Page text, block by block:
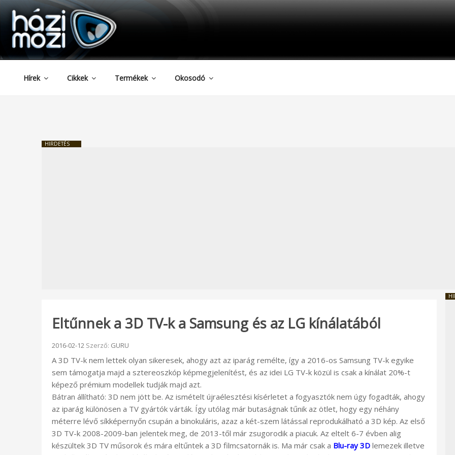
Tartalomhoz
HAZIMOZI
Hírek Cikkek Termékek Okosodó
HIRDETÉS
Eltűnnek a 3D TV-k a Samsung és az LG kínálatából
Beküldve:
2016-02-12 Szerző: GURU
A 3D TV-k nem lettek olyan sikeresek, ahogy azt az iparág remélte, így a 2016-os Samsung TV-k egyike
sem támogatja majd a sztereoszkóp képmegjelenítést, és az idei LG TV-k közül is csak a kínálat 20%-t
képező prémium modellek tudják majd azt.
Bátran állítható: 3D nem jött be. Az ismételt újraélesztési kísérletet a fogyasztók nem úgy fogadták, ahogy
az iparág különösen a TV gyártók várták. Így utólag már butaságnak tűnik az ötlet, hogy egy néhány
méterre lévő síkképernyőn csupán a binokuláris, azaz a két-szem látással reprodukálható a 3D kép. Az első
3D TV-k 2008-2009-ban jelentek meg, de 2013-től már zsugorodik a piacuk. Az eltelt 6-7 évben alig
készültek 3D TV műsorok és mára eltűntek a 3D filmcsatornák is. Ma már csak a Blu-ray 3D lemezek illetve